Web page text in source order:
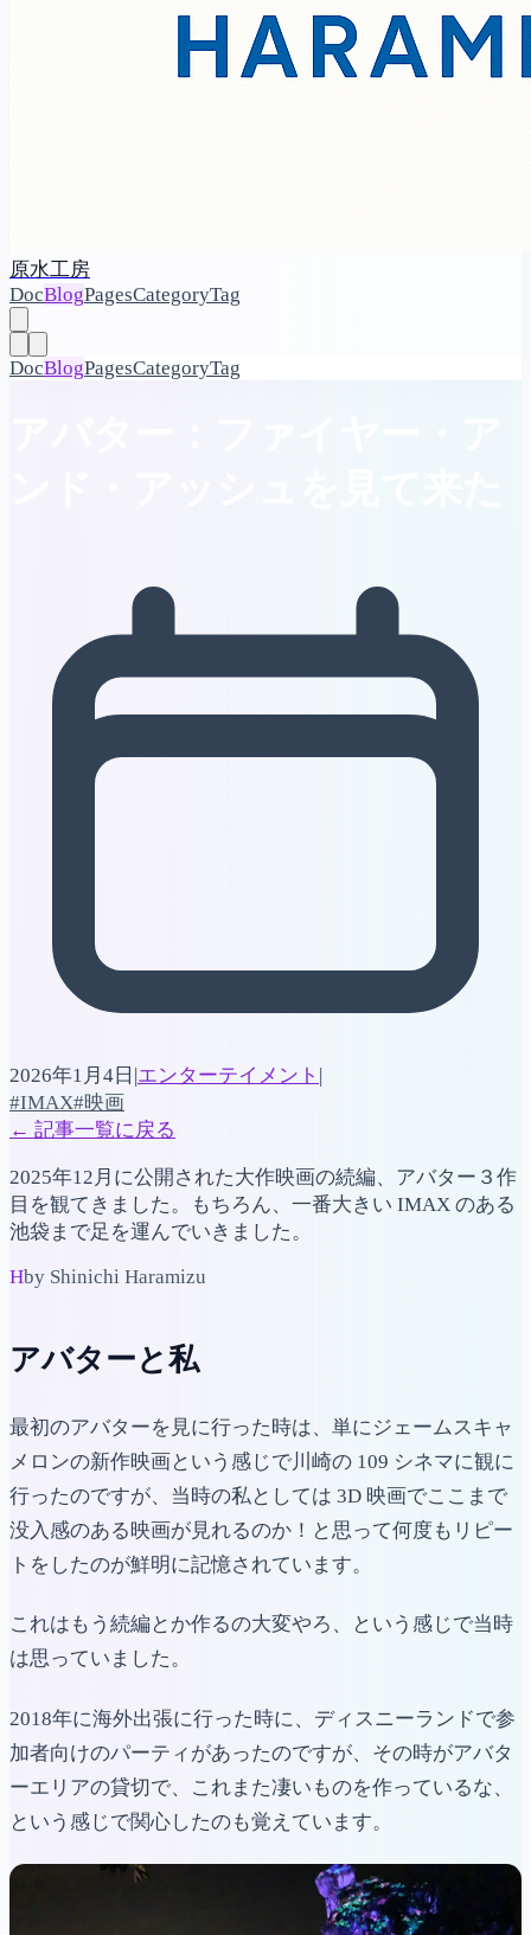
原水工房
DocBlogPagesCategoryTag
DocBlogPagesCategoryTag
2026年1月4日 |エンターテイメント |
#IMAX#映画
← 記事一覧に戻る
2025年12月に公開された大作映画の続編、アバター３作
目を観てきました。もちろん、一番大きい IMAX のある
池袋まで足を運んでいきました。
Hby Shinichi Haramizu
アバターと私
最初のアバターを見に行った時は、単にジェームスキャ
メロンの新作映画という感じで川崎の 109 シネマに観に
行ったのですが、当時の私としては 3D 映画でここまで
没入感のある映画が見れるのか！と思って何度もリピー
トをしたのが鮮明に記憶されています。
これはもう続編とか作るの大変やろ、という感じで当時
は思っていました。
2018年に海外出張に行った時に、ディスニーランドで参
加者向けのパーティがあったのですが、その時がアバタ
ーエリアの貸切で、これまた凄いものを作っているな、
という感じで関心したのも覚えています。